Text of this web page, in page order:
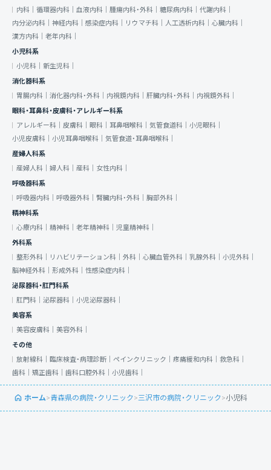
内科｜ 循環器内科｜ 血液内科｜ 腫瘍内科・外科｜ 糖尿病内科｜ 代謝内科｜
内分泌内科｜ 神経内科｜ 感染症内科｜ リウマチ科｜ 人工透析内科｜ 心臓内科｜
漢方内科｜ 老年内科｜
小児科系
小児科｜ 新生児科｜
消化器科系
胃腸内科｜ 消化器内科・外科｜ 内視鏡内科｜ 肝臓内科・外科｜ 内視鏡外科｜
眼科・耳鼻科・皮膚科・アレルギー科系
アレルギー科｜ 皮膚科｜ 眼科｜ 耳鼻咽喉科｜ 気管食道科｜ 小児眼科｜
小児皮膚科｜ 小児耳鼻咽喉科｜ 気管食道・耳鼻咽喉科｜
産婦人科系
産婦人科｜ 婦人科｜ 産科｜ 女性内科｜
呼吸器科系
呼吸器内科｜ 呼吸器外科｜ 腎臓内科・外科｜ 胸部外科｜
精神科系
心療内科｜ 精神科｜ 老年精神科｜ 児童精神科｜
外科系
整形外科｜
リハビリテーション科｜ 外科｜ 心臓血管外科｜ 乳腺外科｜ 小児外科｜
脳神経外科｜ 形成外科｜ 性感染症内科｜
泌尿器科・肛門科系
肛門科｜ 泌尿器科｜ 小児泌尿器科｜
美容系
美容皮膚科｜ 美容外科｜
その他
放射線科｜ 臨床検査・病理診断｜ ペインクリニック｜ 疼痛緩和内科｜ 救急科｜
歯科｜ 矯正歯科｜ 歯科口腔外科｜ 小児歯科｜
ホーム>青森県の病院・クリニック>三沢市の病院・クリニック>小児科